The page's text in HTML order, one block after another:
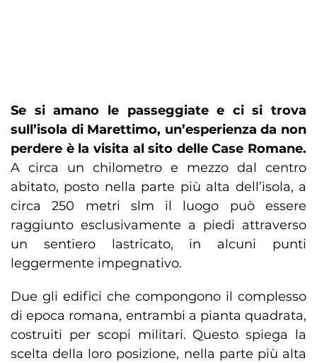
Se si amano le passeggiate e ci si trova
sull’isola di Marettimo, un’esperienza da non
perdere è la visita al sito delle Case Romane.
A circa un chilometro e mezzo dal centro
abitato, posto nella parte più alta dell’isola, a
circa 250 metri slm il luogo può essere
raggiunto esclusivamente a piedi attraverso
un sentiero lastricato, in alcuni punti
leggermente impegnativo.
Due gli edifici che compongono il complesso
di epoca romana, entrambi a pianta quadrata,
costruiti per scopi militari. Questo spiega la
scelta della loro posizione, nella parte più alta